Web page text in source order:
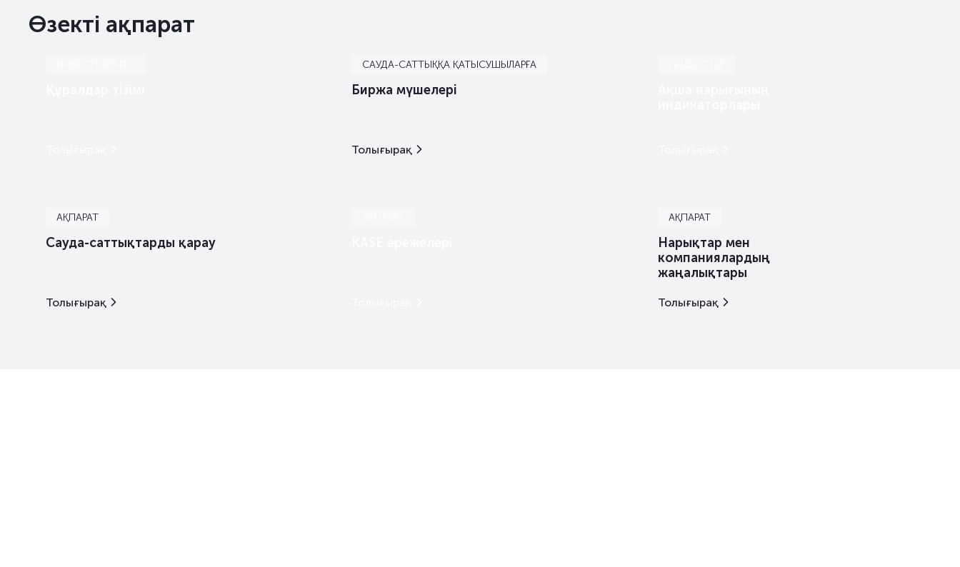
Өзекті ақпарат
САУДА-САТТЫҚҚА ҚАТЫСУШЫЛАРҒА
Биржа мүшелері
Толығырақ
АҚПАРАТ
Сауда-саттықтарды қарау
Толығырақ
АҚПАРАТ
Нарықтар мен
компаниялардың
жаңалықтары
Толығырақ